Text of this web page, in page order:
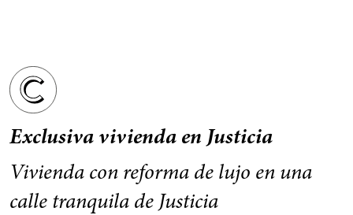
Exclusiva vivienda en Justicia
Vivienda con reforma de lujo en una
calle tranquila de Justicia